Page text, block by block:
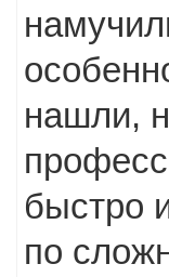
нашли,
быстро
по